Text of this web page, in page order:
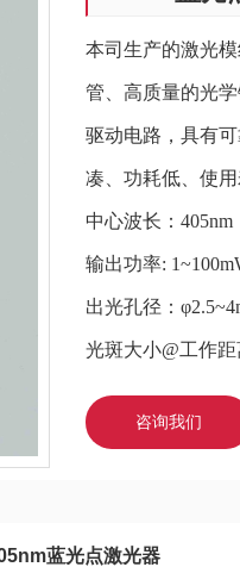
本司生产的激光
管、高质量的光
驱动电路，具有
凑、功耗低、使用
中心波长：405nm
输出功率:
出光孔径：
光斑大小@工作距
咨询我们
蓝光点激光器